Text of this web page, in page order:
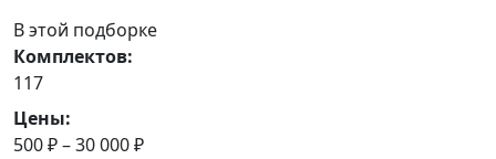
В этой подборке
Комплектов:
117
Цены:
500 ₽ – 30 000 ₽